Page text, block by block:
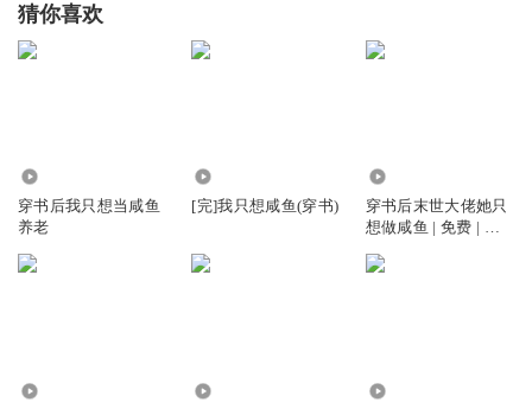
猜你喜欢
穿书后我只想当咸鱼
养老
[完]我只想咸鱼(穿书)
穿书后末世大佬她只
想做咸鱼 | 免费 | 咸